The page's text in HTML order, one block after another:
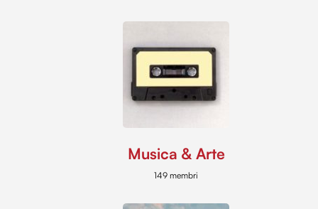
Musica & Arte
149 membri